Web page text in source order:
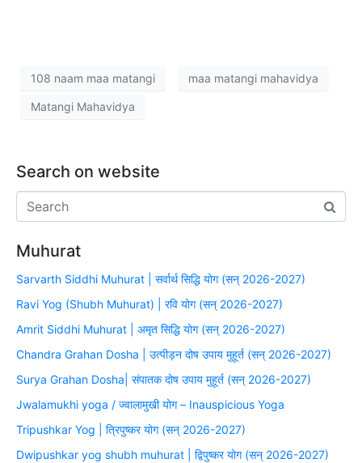
108 naam maa matangi maa matangi mahavidya
Matangi Mahavidya
Search on website
Muhurat
Sarvarth Siddhi Muhurat | सर्वार्थ सिद्धि योग (सन् 2026-2027)
Ravi Yog (Shubh Muhurat) | रवि योग (सन् 2026-2027)
Amrit Siddhi Muhurat | अमृत सिद्धि योग (सन् 2026-2027)
Chandra Grahan Dosha | उत्पीड़न दोष उपाय मुहूर्त (सन् 2026-2027)
Surya Grahan Dosha| संपातक दोष उपाय मुहूर्त (सन् 2026-2027)
Jwalamukhi yoga / ज्वालामुखी योग – Inauspicious Yoga
Tripushkar Yog | त्रिपुष्कर योग (सन् 2026-2027)
Dwipushkar yog shubh muhurat | द्विपुष्कर योग (सन् 2026-2027)